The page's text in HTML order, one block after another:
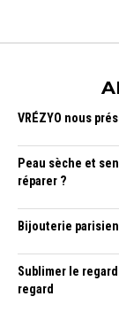
VRÉZYO nous
Peau sèche et
réparer ?
Bijouterie
Sublimer le
regard